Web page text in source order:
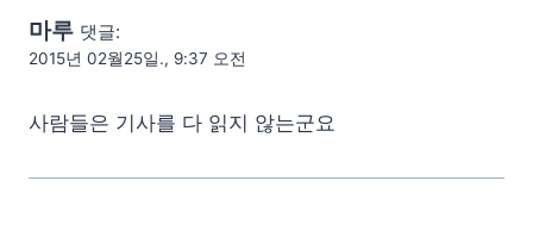
마루 댓글:
2015년 02월25일., 9:37 오전
사람들은 기사를 다 읽지 않는군요